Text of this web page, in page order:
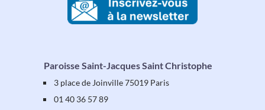
Paroisse Saint-Jacques Saint Christophe
3 place de Joinville 75019 Paris
01 40 36 57 89